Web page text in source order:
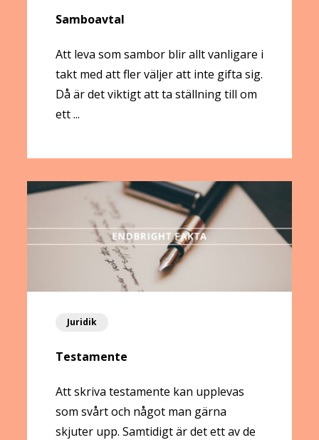
Samboavtal
Att leva som sambor blir allt vanligare i
takt med att fler väljer att inte gifta sig.
Då är det viktigt att ta ställning till om
ett ...
Juridik
Testamente
Att skriva testamente kan upplevas
som svårt och något man gärna
skjuter upp. Samtidigt är det ett av de